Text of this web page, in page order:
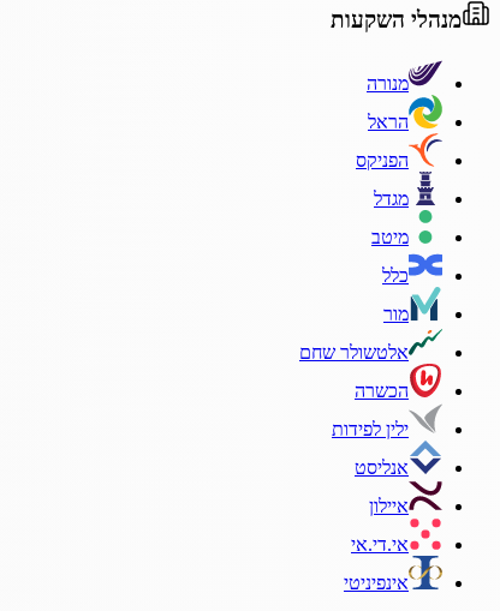
מנהלי השקעות
מנורה
הראל
הפניקס
מגדל
מיטב
כלל
מור
אלטשולר שחם
הכשרה
ילין לפידות
אנליסט
איילון
אי.די.אי
אינפיניטי